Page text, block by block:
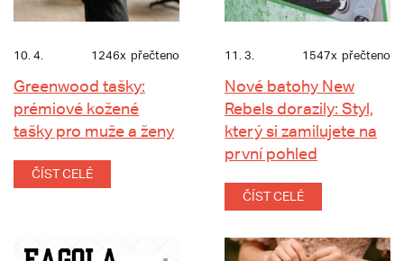
10. 4. 1246x přečteno
Greenwood tašky:
prémiové kožené
tašky pro muže a ženy
ČÍST CELÉ
11. 3. 1547x přečteno
Nové batohy New
Rebels dorazily: Styl,
který si zamilujete na
první pohled
ČÍST CELÉ